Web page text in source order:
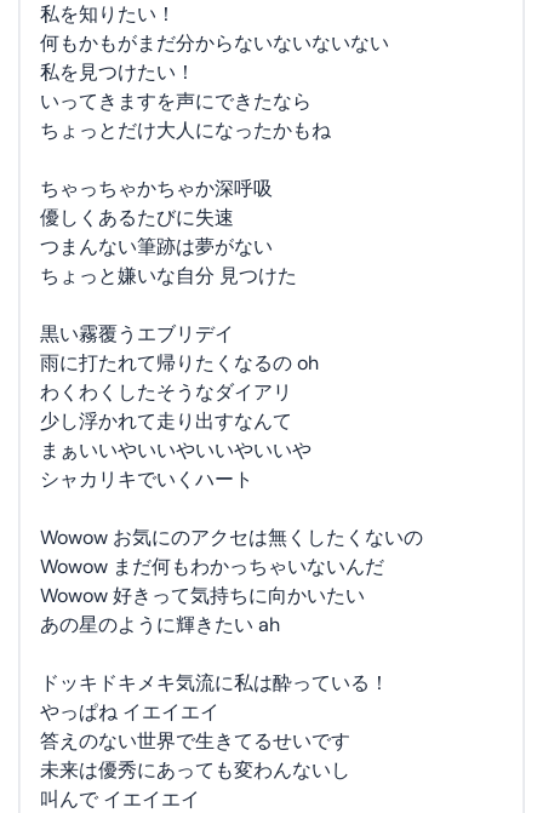
私を知りたい！
何もかもがまだ分からないないないない
私を見つけたい！
いってきますを声にできたなら
ちょっとだけ大人になったかもね
ちゃっちゃかちゃか深呼吸
優しくあるたびに失速
つまんない筆跡は夢がない
ちょっと嫌いな自分 見つけた
黒い霧覆うエブリデイ
雨に打たれて帰りたくなるの oh
わくわくしたそうなダイアリ
少し浮かれて走り出すなんて
まぁいいやいいやいいやいいや
シャカリキでいくハート
Wowow お気にのアクセは無くしたくないの
Wowow まだ何もわかっちゃいないんだ
Wowow 好きって気持ちに向かいたい
あの星のように輝きたい ah
ドッキドキメキ気流に私は酔っている！
やっぱね イエイエイ
答えのない世界で生きてるせいです
未来は優秀にあっても変わんないし
叫んで イエイエイ